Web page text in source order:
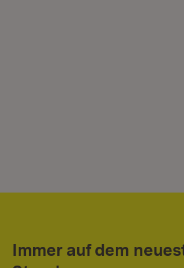
Immer auf dem